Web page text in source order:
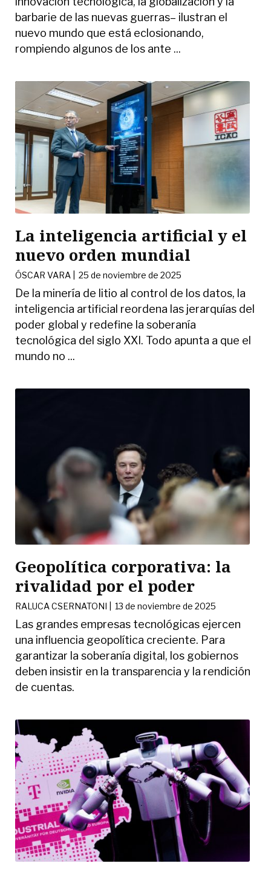
barbarie de las nuevas guerras– ilustran el
nuevo mundo que está eclosionando,
rompiendo algunos de los ante ...
La inteligencia artificial y el
nuevo orden mundial
ÓSCAR VARA |25 de noviembre de 2025
De la minería de litio al control de los datos, la
inteligencia artificial reordena las jerarquías del
poder global y redefine la soberanía
tecnológica del siglo XXI. Todo apunta a que el
mundo no ...
Geopolítica corporativa: la
rivalidad por el poder
RALUCA CSERNATONI |13 de noviembre de 2025
Las grandes empresas tecnológicas ejercen
una influencia geopolítica creciente. Para
garantizar la soberanía digital, los gobiernos
deben insistir en la transparencia y la rendición
de cuentas.